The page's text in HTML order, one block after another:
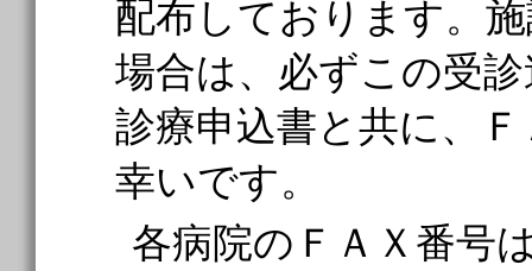
配布しております。
場合は、必ずこの受
診療申込書と共に、
幸いです。
各病院のＦＡＸ番号